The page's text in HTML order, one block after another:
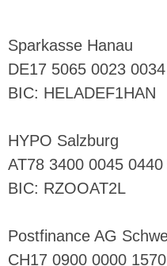
Sparkasse Hanau
DE17 5065 0023
BIC: HELADEF1HAN
HYPO Salzburg
AT78 3400 0045 0440
BIC: RZOOAT2L
Postfinance AG
CH17 0900 0000